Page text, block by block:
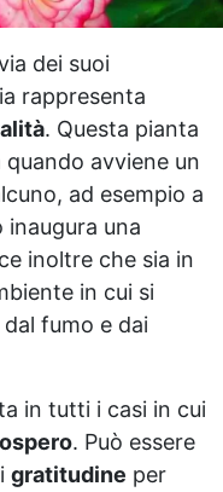
dei suoi
rappresenta
. Questa pianta
avviene un
ad esempio a
inaugura una
inoltre che sia in
in cui si
fumo e dai
in tutti i casi in cui
. Può essere
gratitudine per